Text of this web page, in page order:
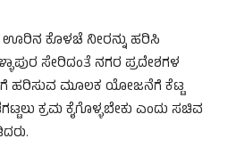
ಕೊಳಚೆ ನೀರನ್ನು ಹರಿಸಿ
ಸೇರಿದಂತೆ ನಗರ ಪ್ರದೇಶಗಳ
ಹರಿಸುವ ಮೂಲಕ ಯೋಜನೆಗೆ ಕೆಟ್ಟ
ಕ್ರಮ ಕೈಗೊಳ್ಳಬೇಕು ಎಂದು ಸಚಿವ